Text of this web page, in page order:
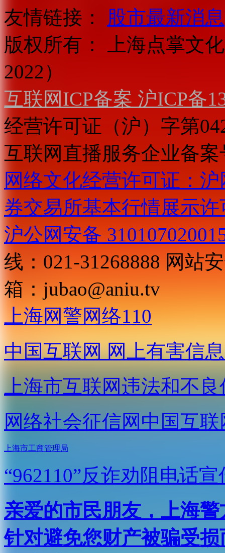
友情链接：
股市最新消息
版权所有：
上海点掌文
2022）
互联网ICP备案 沪ICP备
经营许可证（沪）字第
互联网直播服务企业备案
网络文化经营许可证：
券交易所基本行情展示许
沪公网安备
线：021-31268888 网站
箱： jubao@aniu.tv
上海网警网络110
中国互联网 网上有害信
上海市互联网违法和不
网络社会征信网 中国互
上海市工商管理局
“962110”反诈劝阻电话宣
亲爱的市民朋友，上海
针对避免您财产被骗受